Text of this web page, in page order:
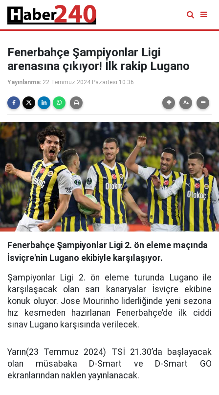
Fenerbahçe Şampiyonlar Ligi
arenasına çıkıyor! İlk rakip Lugano
Yayınlanma: 22 Temmuz 2024 Pazartesi 10:36
Fenerbahçe Şampiyonlar Ligi 2. ön eleme maçında
İsviçre'nin Lugano ekibiyle karşılaşıyor.
Şampiyonlar Ligi 2. ön eleme turunda Lugano ile
karşılaşacak olan sarı kanaryalar İsviçre ekibine
konuk oluyor. Jose Mourinho liderliğinde yeni sezona
hız kesmeden hazırlanan Fenerbahçe’de ilk ciddi
sınav Lugano karşısında verilecek.
Yarın(23 Temmuz 2024) TSİ 21.30’da başlayacak
olan müsabaka D-Smart ve D-Smart GO
ekranlarından naklen yayınlanacak.